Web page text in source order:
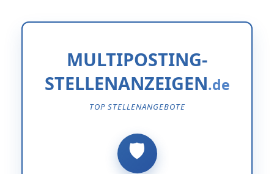
MULTIPOSTING-
STELLENANZEIGEN
TOP STELLENANGEBOTE